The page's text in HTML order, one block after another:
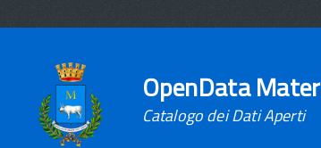
OpenData
Catalogo dei Dati Aperti